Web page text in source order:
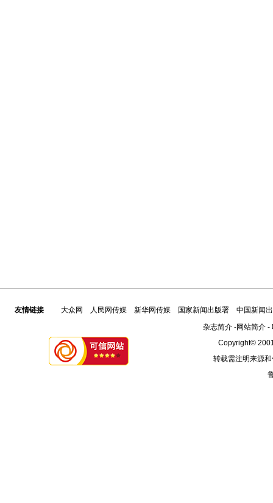
友情链接 大众网 人民网传媒 新华网传媒 国家新闻出版署
中国新闻
杂志简介-网站简介-
Copyright©
转载需注明来源